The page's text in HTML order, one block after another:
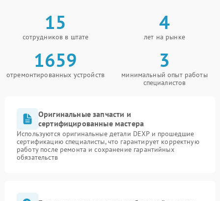
15
сотрудников в штате
4
лет на рынке
1659
отремонтированных устройств
3
минимальный опыт работы
специалистов
Оригинальные запчасти и
сертифицированные мастера
Используются оригинальные детали DEXP и прошедшие
сертификацию специалисты, что гарантирует корректную
работу после ремонта и сохранение гарантийных
обязательств